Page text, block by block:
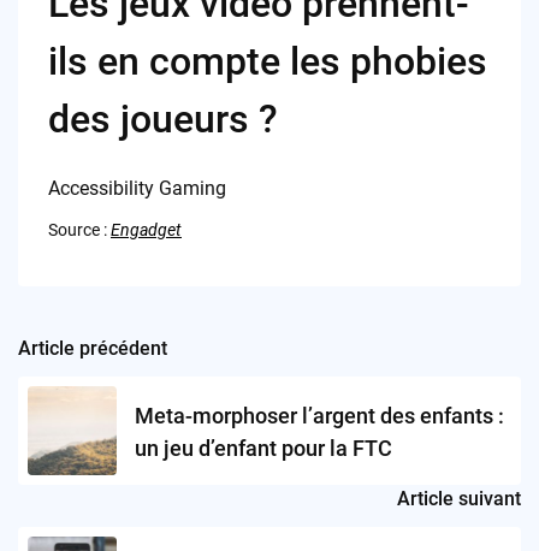
ils en compte les phobies
des joueurs ?
Accessibility Gaming
Source :Engadget
Post
navigation
Article précédent
Meta-morphoser l’argent des enfants :
un jeu d’enfant pour la FTC
Article suivant